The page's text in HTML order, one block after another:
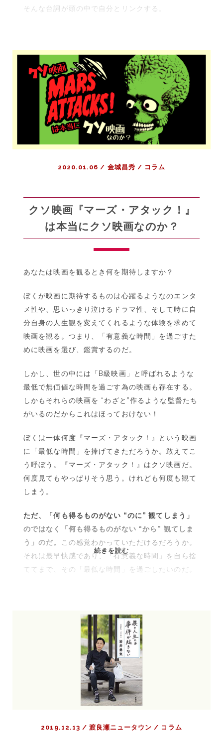
そんな台詞が頭の中で自分とリンクする。
せ
不
幸
に
な
る
け
ど、
あ
と
分
い
る
方
が
今
幸
|
『ボ
ー
ジ
ク・
ホ
ー
マ
2020.01.06 / 金城昌秀 / コラム
クソ映画『マーズ・アタック！』
は本当にクソ映画なのか？
あなたは映画を観るとき何を期待しますか？
ぼくが映画に期待するものは心躍るようなのエンタ
メ性や、思いっきり泣けるドラマ性、そして時に自
分自身の人生観を変えてくれるような体験を求めて
映画を観る。つまり、「有意義な時間」を過ごすた
めに映画を選び、鑑賞するのだ。
しかし、世の中には「B級映画」と呼ばれるような
最低で無価値な時間を過ごす為の映画も存在する。
しかもそれらの映画を “わざと”作るような監督たち
がいるのだからこれはほっておけない！
ぼくは一体何度『マーズ・アタック！』という映画
に「最低な時間」を捧げてきただろうか。敢えてこ
う呼ぼう。『マーズ・アタック！』はクソ映画だ。
何度見てもやっぱりそう思う。けれども何度も観て
しまう。
ただ、「何も得るものがない “のに” 観てしまう」
のではなく「何も得るものがない “から” 観てしま
う」のだ。
この感覚わかっていただけるだろうか。
それは最早快感であり、「有意義な時間」を自ら捨
ててまで、その「最低な時間」を過ごしたいのだ。
続きを読む
ズ・
ア
タ
ッ
は
本
当
ク
2019.12.13 / 渡良瀬ニュータウン / コラム